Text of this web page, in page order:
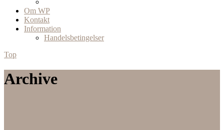
Om WP
Kontakt
Information
Handelsbetingelser
Top
Archive